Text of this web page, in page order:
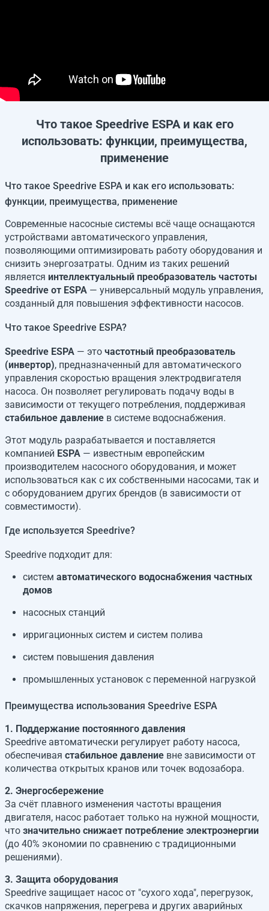
Что такое Speedrive ESPA и как его
использовать: функции, преимущества,
применение
Что такое Speedrive ESPA и как его использовать:
функции, преимущества, применение
Современные насосные системы всё чаще оснащаются
устройствами автоматического управления,
позволяющими оптимизировать работу оборудования и
снизить энергозатраты. Одним из таких решений
является интеллектуальный преобразователь частоты
Speedrive от ESPA — универсальный модуль управления,
созданный для повышения эффективности насосов.
Что такое Speedrive ESPA?
Speedrive ESPA — это частотный преобразователь
(инвертор), предназначенный для автоматического
управления скоростью вращения электродвигателя
насоса. Он позволяет регулировать подачу воды в
зависимости от текущего потребления, поддерживая
стабильное давление в системе водоснабжения.
Этот модуль разрабатывается и поставляется
компанией ESPA — известным европейским
производителем насосного оборудования, и может
использоваться как с их собственными насосами, так и
с оборудованием других брендов (в зависимости от
совместимости).
Где используется Speedrive?
Speedrive подходит для:
систем автоматического водоснабжения частных
домов
насосных станций
ирригационных систем и систем полива
систем повышения давления
промышленных установок с переменной нагрузкой
Преимущества использования Speedrive ESPA
1. Поддержание постоянного давления
Speedrive автоматически регулирует работу насоса,
обеспечивая стабильное давление вне зависимости от
количества открытых кранов или точек водозабора.
2. Энергосбережение
За счёт плавного изменения частоты вращения
двигателя, насос работает только на нужной мощности,
что значительно снижает потребление электроэнергии
(до 40% экономии по сравнению с традиционными
решениями).
3. Защита оборудования
Speedrive защищает насос от "сухого хода", перегрузок,
скачков напряжения, перегрева и других аварийных